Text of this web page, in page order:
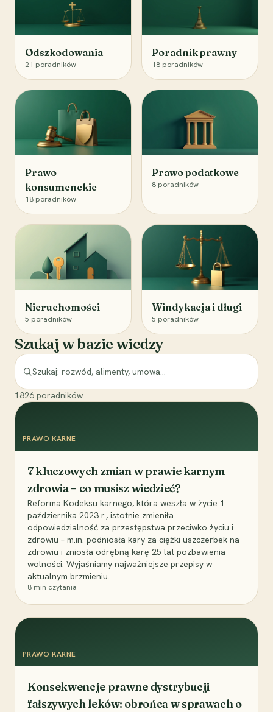
Odszkodowania
21 poradników
Poradnik prawny
18 poradników
Prawo
konsumenckie
18 poradników
Prawo podatkowe
8 poradników
Nieruchomości
5 poradników
Windykacja i długi
5 poradników
Szukaj w bazie wiedzy
1826 poradników
PRAWO KARNE
7 kluczowych zmian w prawie karnym
zdrowia – co musisz wiedzieć?
Reforma Kodeksu karnego, która weszła w życie 1
października 2023 r., istotnie zmieniła
odpowiedzialność za przestępstwa przeciwko życiu i
zdrowiu – m.in. podniosła kary za ciężki uszczerbek na
zdrowiu i zniosła odrębną karę 25 lat pozbawienia
wolności. Wyjaśniamy najważniejsze przepisy w
aktualnym brzmieniu.
8 min czytania
PRAWO KARNE
Konsekwencje prawne dystrybucji
fałszywych leków: obrońca w sprawach o